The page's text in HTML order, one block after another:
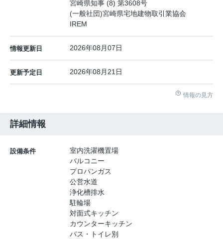
宮崎県知事 (8) 第3608号
(一般社団)宮崎県宅地建物取引業協会
IREM
情報更新日 2026年08月07日
更新予定日 2026年08月21日
情報の見方
詳細情報
設備条件
室内洗濯機置場
バルコニー
プロパンガス
公営水道
浄化槽排水
駐輪場
対面式キッチン
カウンターキッチン
バス・トイレ別